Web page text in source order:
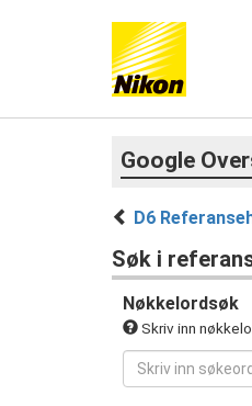
Google
D6
Søk i
Nøkkelordsøk
Skriv inn